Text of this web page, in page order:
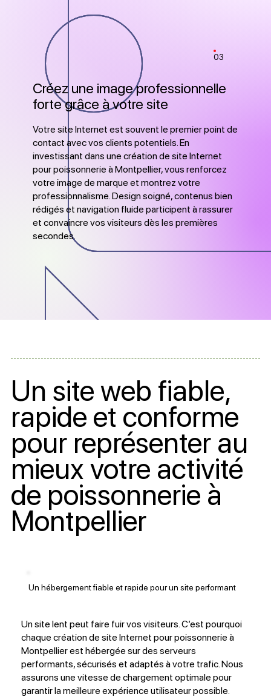
03
Créez une image professionnelle
forte grâce à votre site
Votre site Internet est souvent le premier point de
contact avec vos clients potentiels. En
investissant dans une création de site Internet
pour poissonnerie à Montpellier, vous renforcez
votre image de marque et montrez votre
professionnalisme. Design soigné, contenus bien
rédigés et navigation fluide participent à rassurer
et convaincre vos visiteurs dès les premières
secondes.
Un site web fiable,
rapide et conforme
pour représenter au
mieux votre activité
de poissonnerie à
Montpellier
Un hébergement fiable et rapide pour un site performant
Un site lent peut faire fuir vos visiteurs. C’est pourquoi
chaque création de site Internet pour poissonnerie à
Montpellier est hébergée sur des serveurs
performants, sécurisés et adaptés à votre trafic. Nous
assurons une vitesse de chargement optimale pour
garantir la meilleure expérience utilisateur possible.